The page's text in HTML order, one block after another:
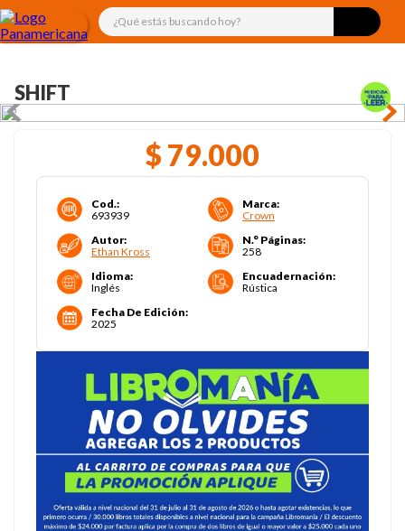
¿Qué estás buscando hoy?
SHIFT
$ 79.000
Cod.:
693939
Marca:
Crown
Autor:
Ethan Kross
N.° Páginas:
258
Idioma:
Inglés
Encuadernación:
Rústica
Fecha De Edición:
2025